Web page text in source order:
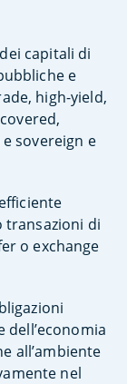
capitali di
e
high-yield,
sovereign e
di
o exchange
dell’economia
all’ambiente
nel